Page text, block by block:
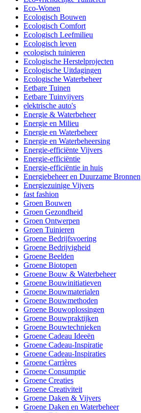
Eco-Wonen
Ecologisch Bouwen
Ecologisch Comfort
Ecologisch Leefmilieu
Ecologisch leven
ecologisch tuinieren
Ecologische Herstelprojecten
Ecologische Uitdagingen
Ecologische Waterbeheer
Eetbare Tuinen
Eetbare Tuinvijvers
elektrische auto's
Energie & Waterbeheer
Energie en Milieu
Energie en Waterbeheer
Energie en Waterbeheersing
Energie-efficiënte Vijvers
Energie-efficiëntie
Energie-efficiëntie in huis
Energiebeheer en Duurzame Bronnen
Energiezuinige Vijvers
fast fashion
Groen Bouwen
Groen Gezondheid
Groen Ontwerpen
Groen Tuinieren
Groene Bedrijfsvoering
Groene Bedrijvigheid
Groene Beelden
Groene Biotopen
Groene Bouw & Waterbeheer
Groene Bouwinitiatieven
Groene Bouwmaterialen
Groene Bouwmethoden
Groene Bouwoplossingen
Groene Bouwpraktijken
Groene Bouwtechnieken
Groene Cadeau Ideeën
Groene Cadeau-Inspiratie
Groene Cadeau-Inspiraties
Groene Carrières
Groene Consumptie
Groene Creaties
Groene Creativiteit
Groene Daken & Vijvers
Groene Daken en Waterbeheer